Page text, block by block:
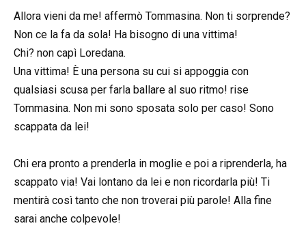
Allora vieni da me! affermò Tommasina. Non ti sorprende?
Non ce la fa da sola! Ha bisogno di una vittima!
Chi? non capì Loredana.
Una vittima! È una persona su cui si appoggia con
qualsiasi scusa per farla ballare al suo ritmo! rise
Tommasina. Non mi sono sposata solo per caso! Sono
scappata da lei!
Chi era pronto a prenderla in moglie e poi a riprenderla, ha
scappato via! Vai lontano da lei e non ricordarla più! Ti
mentirà così tanto che non troverai più parole! Alla fine
sarai anche colpevole!